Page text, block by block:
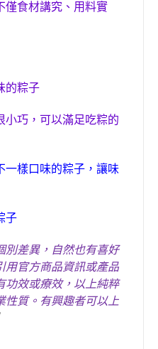
僅食材講究、用料實
的粽子
小巧 ， 可以滿足吃粽的
一樣口味的粽子 ，讓味
子
別差異，自然也有喜好
用官方商品資訊或產品
功效或療效，以上純粹
性質。有興趣者可以上